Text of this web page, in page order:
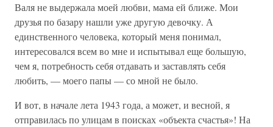
Валя не выдержала моей любви, мама ей ближе. Мои
друзья по базару нашли уже другую девочку. А
единственного человека, который меня понимал,
интересовался всем во мне и испытывал еще большую,
чем я, потребность себя отдавать и застав­лять себя
любить, — моего папы — со мной не было.
И вот, в начале лета 1943 года, а может, и весной, я
отправилась по улицам в по­исках «объекта счастья»! На